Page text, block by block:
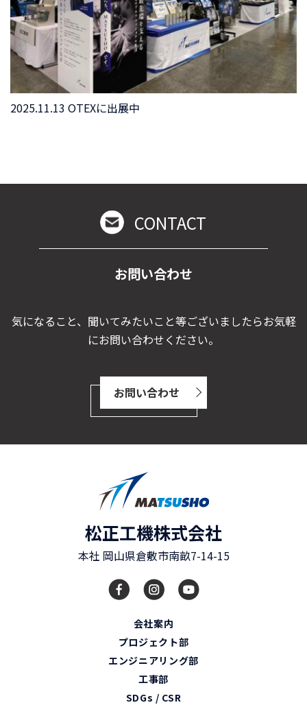
2025.11.13 OTEXに出展中
CONTACT
お問い合わせ
気になること、聞いてみたいこと等ございましたらお気軽
にお問い合わせください。
お問い合わせ
松正工機株式会社
本社 岡山県倉敷市南畝7-14-15
会社案内
プロジェクト部
エンジニアリング部
工事部
SDGs / CSR